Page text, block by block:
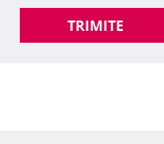
TRIMITE